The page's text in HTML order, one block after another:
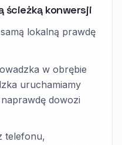
ścieżką konwersji
lokalną prawdę
w obrębie
uruchamiamy
dowozi
telefonu,